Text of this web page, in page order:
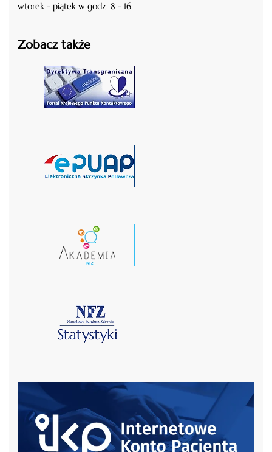
wtorek - piątek w godz. 8 - 16.
Zobacz także
czytaj więcej
czytaj więcej
czytaj więcej